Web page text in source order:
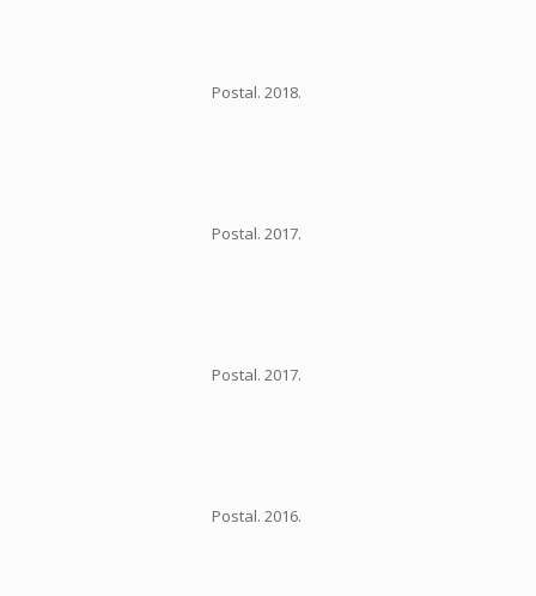
Postal. 2018.
Postal. 2017.
Postal. 2017.
Postal. 2016.